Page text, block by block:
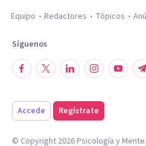
Equipo
Redactores Tópicos
Síguenos
Accede Regístrate
© Copyright 2026Psicología y